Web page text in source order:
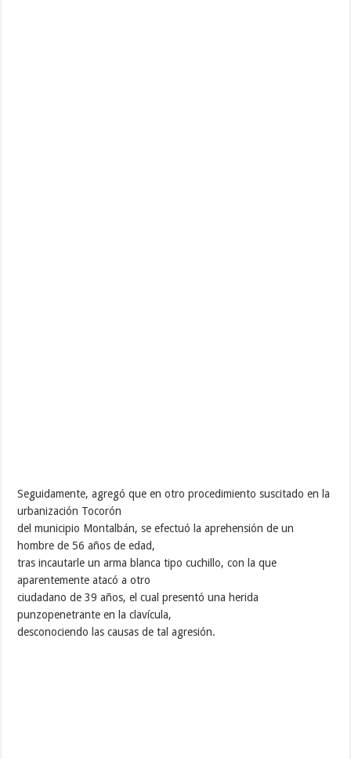
Seguidamente, agregó que en otro procedimiento suscitado en la
urbanización Tocorón
del municipio Montalbán, se efectuó la aprehensión de un
hombre de 56 años de edad,
tras incautarle un arma blanca tipo cuchillo, con la que
aparentemente atacó a otro
ciudadano de 39 años, el cual presentó una herida
punzopenetrante en la clavícula,
desconociendo las causas de tal agresión.